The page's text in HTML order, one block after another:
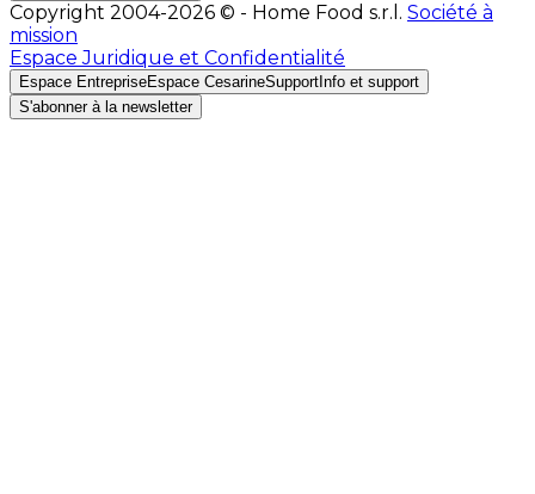
Copyright 2004-2026 © - Home Food s.r.l. Société à
mission
Espace Juridique et Confidentialité
Espace EntrepriseEspace CesarineSupport Info et support
S'abonner à la newsletter